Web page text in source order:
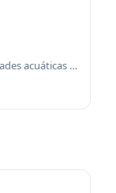
Alberca deportiva en Zacatecas con actividades acuáticas para todas las edades.